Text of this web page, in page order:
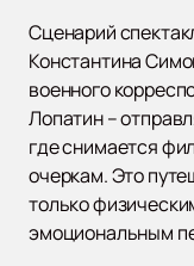
Сценарий
Константина
военного
Лопатин –
где снимается
очеркам. Это
только
эмоциональным